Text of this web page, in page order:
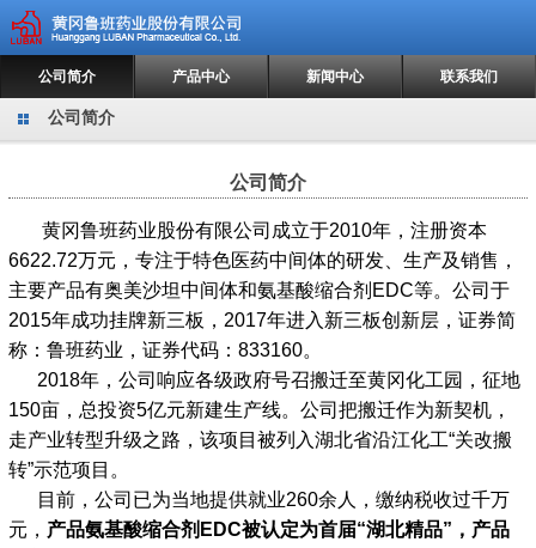
公司简介 产品中心 新闻中心 联系我们
公司简介
公司简介
黄冈鲁班药业股份有限公司成立于2010年，注册资本
6622.72万元，专注于特色医药中间体的研发、生产及销售，
主要产品有奥美沙坦中间体和氨基酸缩合剂EDC等。公司于
2015年成功挂牌新三板，2017年进入新三板创新层，证券简
称：鲁班药业，证券代码：833160。
2018年，公司响应各级政府号召搬迁至黄冈化工园，征地
150亩，总投资5亿元新建生产线。公司把搬迁作为新契机，
走产业转型升级之路，该项目被列入湖北省沿江化工“关改搬
转”示范项目。
目前，公司已为当地提供就业260余人，缴纳税收过千万
元， 产品氨基酸缩合剂 EDC被认定为首届“湖北精品”， 产品